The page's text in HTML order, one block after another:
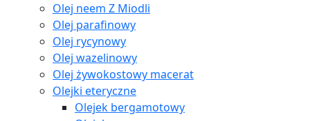
Olej neem Z Miodli
Olej parafinowy
Olej rycynowy
Olej wazelinowy
Olej żywokostowy macerat
Olejki eteryczne
Olejek bergamotowy